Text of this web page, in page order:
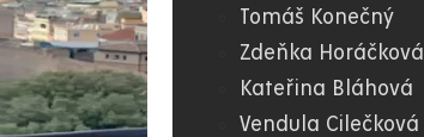
Tomáš Konečný
Zdeňka Horáčková
Kateřina Bláhová
Vendula Cilečková